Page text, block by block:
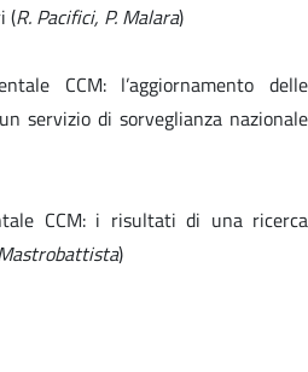
(R. Pacifici, P. Malara)
CCM: l’aggiornamento delle
servizio di sorveglianza nazionale
CCM: i risultati di una ricerca
)